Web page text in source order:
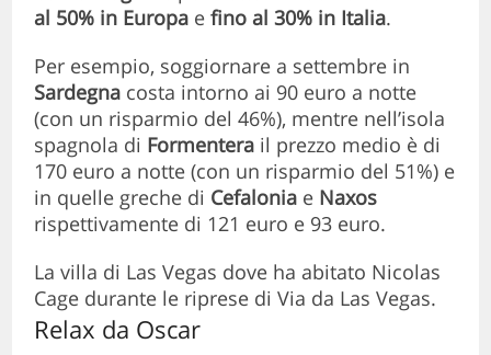
al 50% in Europa efino al 30% in Italia.
Per esempio, soggiornare a settembre in
Sardegna costa intorno ai 90 euro a notte
(con un risparmio del 46%), mentre nell’isola
spagnola di Formentera il prezzo medio è di
170 euro a notte (con un risparmio del 51%) e
in quelle greche di Cefalonia e Naxos
rispettivamente di 121 euro e 93 euro.
La villa di Las Vegas dove ha abitato Nicolas
Cage durante le riprese di Via da Las Vegas.
Relax da Oscar